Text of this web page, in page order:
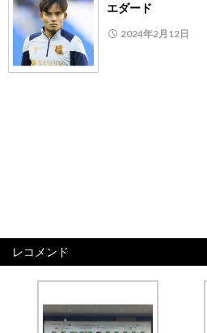
エダード
2024年2月12日
レコメンド